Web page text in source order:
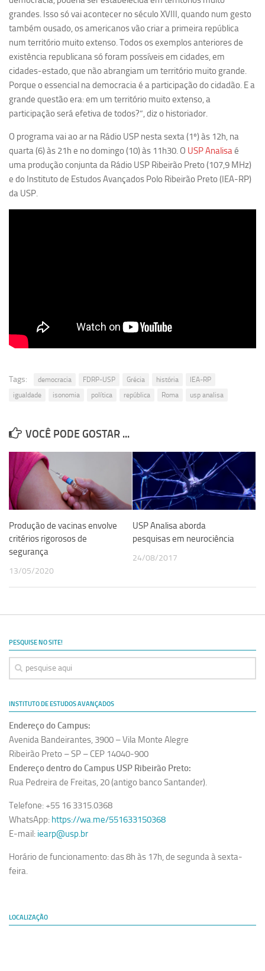
Ciência com Pipoca
Ciência Por Elas
Pint of Science
União Pró-Vacina
USP Analisa
Publicações
Documentos
Relatórios
Revista Estudos Avançados
grandes. Isso só vai acontecer no século XVIII, quando num gesto
também ousado, os americanos vão criar a primeira república
num território muito extenso. Todos os exemplos anteriores de
existência republicana só foram possíveis em cidades, em
cidades-estado, que não abrangiam um território muito grande.
Porque o essencial na democracia é a participação do cidadão. E a
grande questão era: em um território muito extenso, a
participação será efetiva de todos?”, diz o historiador.
O programa vai ao ar na Rádio USP nesta sexta (1º) às 12h, na
quarta (6) às 21h e no domingo (10) às 11h30. O USP Analisaé
uma produção conjunta da Rádio USP Ribeirão Preto (107,9 MHz)
e do Instituto de Estudos Avançados Polo Ribeirão Preto (IEA-RP)
da USP.
Tags: democracia FDRP-USP Grécia história
IEA-RP
igualdade
isonomia política república Roma usp analisa
VOCÊ PODE GOSTAR ...
Produção de vacinas envolve
critérios rigorosos de
segurança
13/05/2020
USP Analisa aborda
pesquisas em neurociência
24/08/2017
PESQUISE NO SITE!
INSTITUTO DE ESTUDOS AVANÇADOS
Endereço do Campus:
Avenida Bandeirantes, 3900 – Vila Monte Alegre
Ribeirão Preto – SP – CEP 14040-900
Endereço dentro do Campus USP Ribeirão Preto:
Rua Pedreira de Freitas, 20 (antigo banco Santander).
Telefone: +55 16 3315.0368
WhatsApp: https://wa.me/551633150368
E-mail: iearp@usp.br
Horário de funcionamento: das 8h às 17h, de segunda à sexta-
feira.
LOCALIZAÇÃO